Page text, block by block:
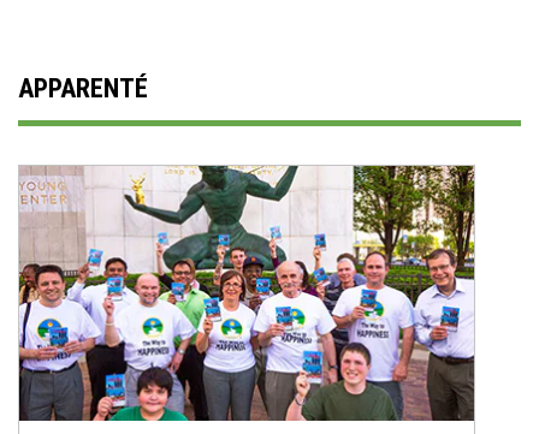
APPARENTÉ